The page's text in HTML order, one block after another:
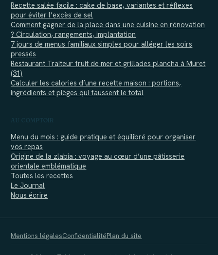
Recette salée facile : cake de base, variantes et réflexes
pour éviter l’excès de sel
Comment gagner de la place dans une cuisine en rénovation
? Circulation, rangements, implantation
7 jours de menus familiaux simples pour alléger les soirs
pressés
Restaurant Traiteur fruit de mer et grillades plancha à Muret
(31)
Calculer les calories d’une recette maison : portions,
ingrédients et pièges qui faussent le total
Menu du mois : guide pratique et équilibré pour organiser
vos repas
Origine de la zlabia : voyage au cœur d’une pâtisserie
orientale emblématique
Toutes les recettes
Le Journal
Nous écrire
Mentions légalesConfidentialitéPlan du site